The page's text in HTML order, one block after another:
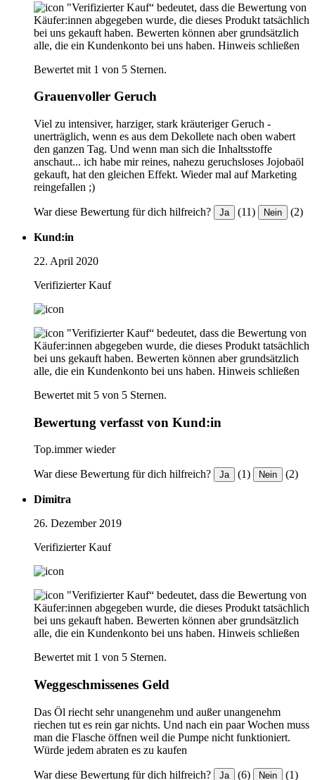
"Verifizierter Kauf“ bedeutet, dass die Bewertung von
Käufer:innen abgegeben wurde, die dieses Produkt tatsächlich
bei uns gekauft haben. Bewerten können aber grundsätzlich
alle, die ein Kundenkonto bei uns haben. Hinweis schließen
Bewertet mit 1 von 5 Sternen.
Grauenvoller Geruch
Viel zu intensiver, harziger, stark kräuteriger Geruch -
unerträglich, wenn es aus dem Dekollete nach oben wabert
den ganzen Tag. Und wenn man sich die Inhaltsstoffe
anschaut... ich habe mir reines, nahezu geruchsloses Jojobaöl
gekauft, hat den gleichen Effekt. Wieder mal auf Marketing
reingefallen ;)
War diese Bewertung für dich hilfreich? Ja (11) Nein (2)
Kund:in
22. April 2020
Verifizierter Kauf
"Verifizierter Kauf“ bedeutet, dass die Bewertung von
Käufer:innen abgegeben wurde, die dieses Produkt tatsächlich
bei uns gekauft haben. Bewerten können aber grundsätzlich
alle, die ein Kundenkonto bei uns haben. Hinweis schließen
Bewertet mit 5 von 5 Sternen.
Bewertung verfasst von Kund:in
Top.immer wieder
War diese Bewertung für dich hilfreich? Ja (1) Nein (2)
Dimitra
26. Dezember 2019
Verifizierter Kauf
"Verifizierter Kauf“ bedeutet, dass die Bewertung von
Käufer:innen abgegeben wurde, die dieses Produkt tatsächlich
bei uns gekauft haben. Bewerten können aber grundsätzlich
alle, die ein Kundenkonto bei uns haben. Hinweis schließen
Bewertet mit 1 von 5 Sternen.
Weggeschmissenes Geld
Das Öl riecht sehr unangenehm und außer unangenehm
riechen tut es rein gar nichts. Und nach ein paar Wochen muss
man die Flasche öffnen weil die Pumpe nicht funktioniert.
Würde jedem abraten es zu kaufen
War diese Bewertung für dich hilfreich? Ja (6) Nein (1)